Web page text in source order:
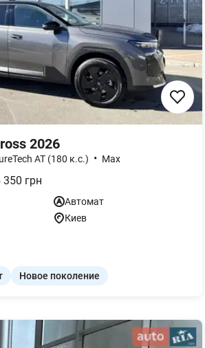
2026
AT (180 к.с.) • Max
350 грн
Автомат
Киев
Новое поколение